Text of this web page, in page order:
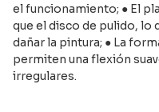
el funcionamiento; ● El
que el disco de pulido, lo
dañar la pintura; ● La
permiten una flexión
irregulares.